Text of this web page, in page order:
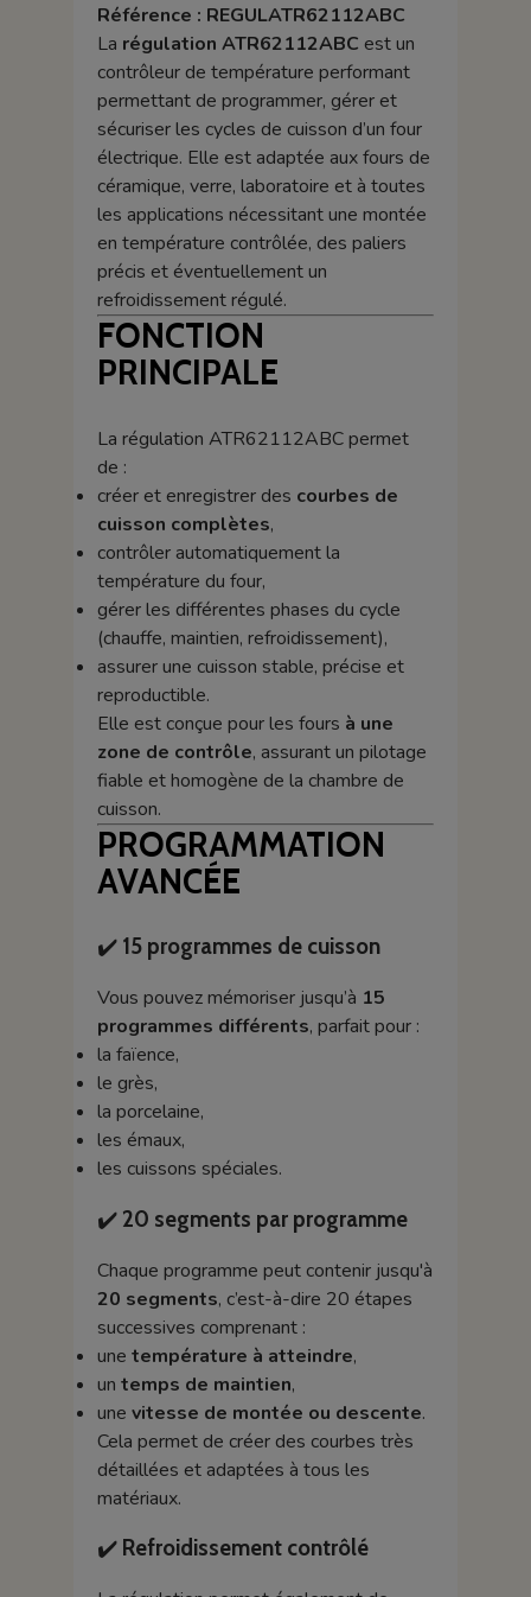
Référence : REGULATR62112ABC
La régulation ATR62112ABC est un
contrôleur de température performant
permettant de programmer, gérer et
sécuriser les cycles de cuisson d’un four
électrique. Elle est adaptée aux fours de
céramique, verre, laboratoire et à toutes
les applications nécessitant une montée
en température contrôlée, des paliers
précis et éventuellement un
refroidissement régulé.
FONCTION
PRINCIPALE
La régulation ATR62112ABC permet
de :
créer et enregistrer des courbes de
cuisson complètes,
contrôler automatiquement la
température du four,
gérer les différentes phases du cycle
(chauffe, maintien, refroidissement),
assurer une cuisson stable, précise et
reproductible.
Elle est conçue pour les fours à une
zone de contrôle, assurant un pilotage
fiable et homogène de la chambre de
cuisson.
PROGRAMMATION
AVANCÉE
✔️ 15 programmes de cuisson
Vous pouvez mémoriser jusqu’à 15
programmes différents, parfait pour :
la faïence,
le grès,
la porcelaine,
les émaux,
les cuissons spéciales.
✔️ 20 segments par programme
Chaque programme peut contenir jusqu'à
20 segments, c’est-à-dire 20 étapes
successives comprenant :
une température à atteindre,
un temps de maintien,
une vitesse de montée ou descente.
Cela permet de créer des courbes très
détaillées et adaptées à tous les
matériaux.
✔️ Refroidissement contrôlé